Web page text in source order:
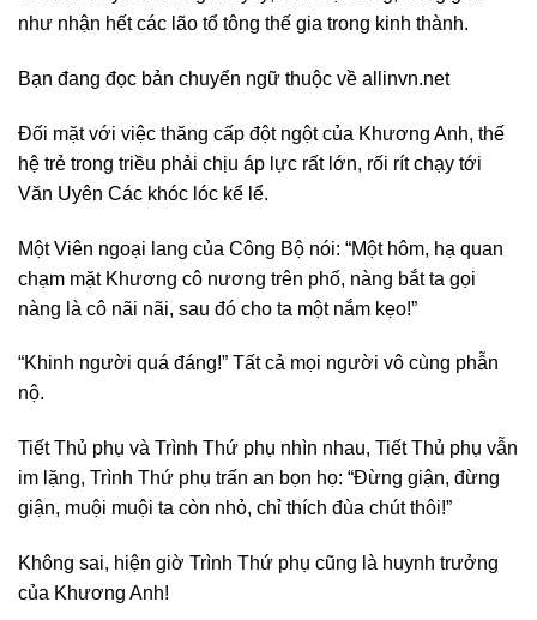
như nhận hết các lão tổ tông thế gia trong kinh thành.
Bạn đang đọc bản chuyển ngữ thuộc về allinvn.net
Đối mặt với việc thăng cấp đột ngột của Khương Anh, thế
hệ trẻ trong triều phải chịu áp lực rất lớn, rối rít chạy tới
Văn Uyên Các khóc lóc kể lể.
Một Viên ngoại lang của Công Bộ nói: “Một hôm, hạ quan
chạm mặt Khương cô nương trên phố, nàng bắt ta gọi
nàng là cô nãi nãi, sau đó cho ta một nắm kẹo!”
“Khinh người quá đáng!” Tất cả mọi người vô cùng phẫn
nộ.
Tiết Thủ phụ và Trình Thứ phụ nhìn nhau, Tiết Thủ phụ vẫn
im lặng, Trình Thứ phụ trấn an bọn họ: “Đừng giận, đừng
giận, muội muội ta còn nhỏ, chỉ thích đùa chút thôi!”
Không sai, hiện giờ Trình Thứ phụ cũng là huynh trưởng
của Khương Anh!